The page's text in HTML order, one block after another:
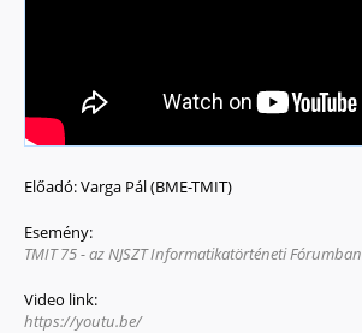
Előadó:Varga Pál (BME-TMIT)
Esemény:
TMIT 75 - az NJSZT Informatikatörténeti Fórumban
Video link:
https://youtu.be/